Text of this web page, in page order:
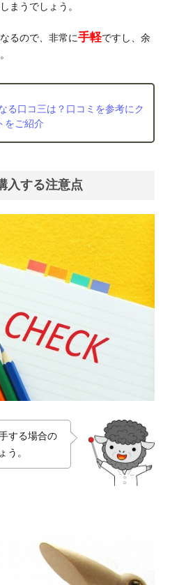
まうでしょう。
るので、非常に手軽ですし、余
る口コ三は？口コミを参考にク
をご紹介
入する注意点
する場合の
う。